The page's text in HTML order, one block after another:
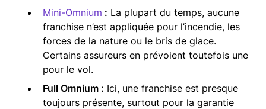
Mini-Omnium : La plupart du temps, aucune
franchise n’est appliquée pour l’incendie, les
forces de la nature ou le bris de glace.
Certains assureurs en prévoient toutefois une
pour le vol.
Full Omnium : Ici, une franchise est presque
toujours présente, surtout pour la garantie